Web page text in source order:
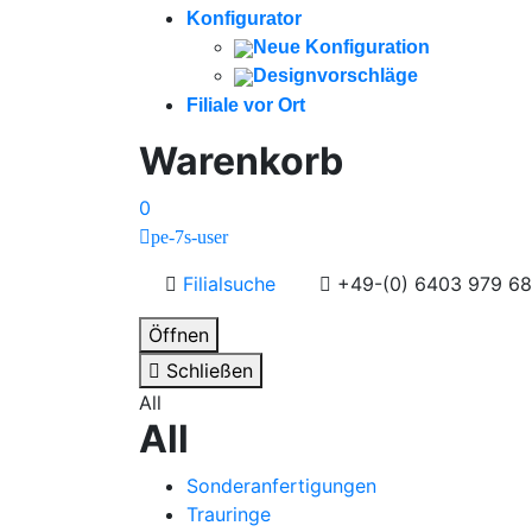
Konfigurator
Neue Konfiguration
Designvorschläge
Filiale vor Ort
Warenkorb
0
pe-7s-user
Filialsuche +49-(0) 6403 979
Öffnen
Schließen
All
All
Sonderanfertigungen
Trauringe